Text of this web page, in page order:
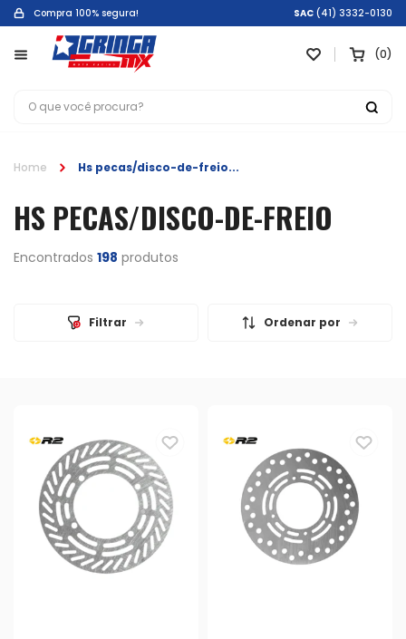
Compra 100% segura! SAC (41) 3332-0130
0
Home Hs pecas/disco-de-freio
HS PECAS/DISCO-DE-FREIO
Encontrados 198 produtos
Filtrar Ordenar por